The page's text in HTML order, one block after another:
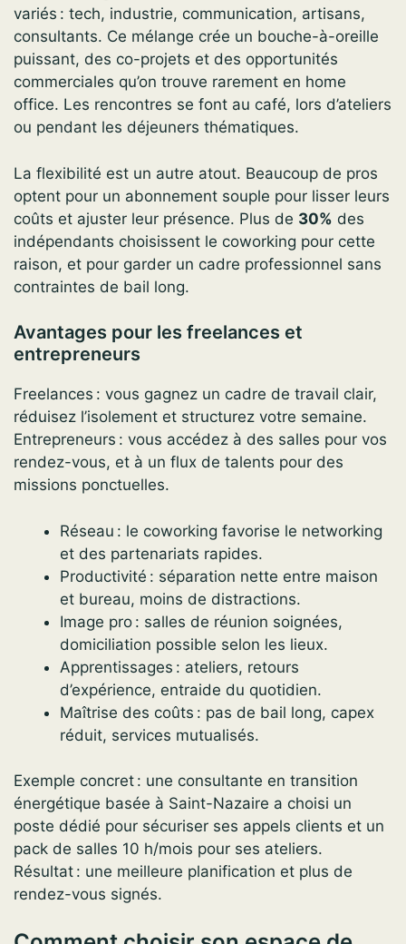
variés : tech, industrie, communication, artisans,
consultants. Ce mélange crée un bouche-à-oreille
puissant, des co-projets et des opportunités
commerciales qu’on trouve rarement en home
office. Les rencontres se font au café, lors d’ateliers
ou pendant les déjeuners thématiques.
La flexibilité est un autre atout. Beaucoup de pros
optent pour un abonnement souple pour lisser leurs
coûts et ajuster leur présence. Plus de 30% des
indépendants choisissent le coworking pour cette
raison, et pour garder un cadre professionnel sans
contraintes de bail long.
Avantages pour les freelances et
entrepreneurs
Freelances : vous gagnez un cadre de travail clair,
réduisez l’isolement et structurez votre semaine.
Entrepreneurs : vous accédez à des salles pour vos
rendez-vous, et à un flux de talents pour des
missions ponctuelles.
Réseau : le coworking favorise le networking
et des partenariats rapides.
Productivité : séparation nette entre maison
et bureau, moins de distractions.
Image pro : salles de réunion soignées,
domiciliation possible selon les lieux.
Apprentissages : ateliers, retours
d’expérience, entraide du quotidien.
Maîtrise des coûts : pas de bail long, capex
réduit, services mutualisés.
Exemple concret : une consultante en transition
énergétique basée à Saint-Nazaire a choisi un
poste dédié pour sécuriser ses appels clients et un
pack de salles 10 h/mois pour ses ateliers.
Résultat : une meilleure planification et plus de
rendez-vous signés.